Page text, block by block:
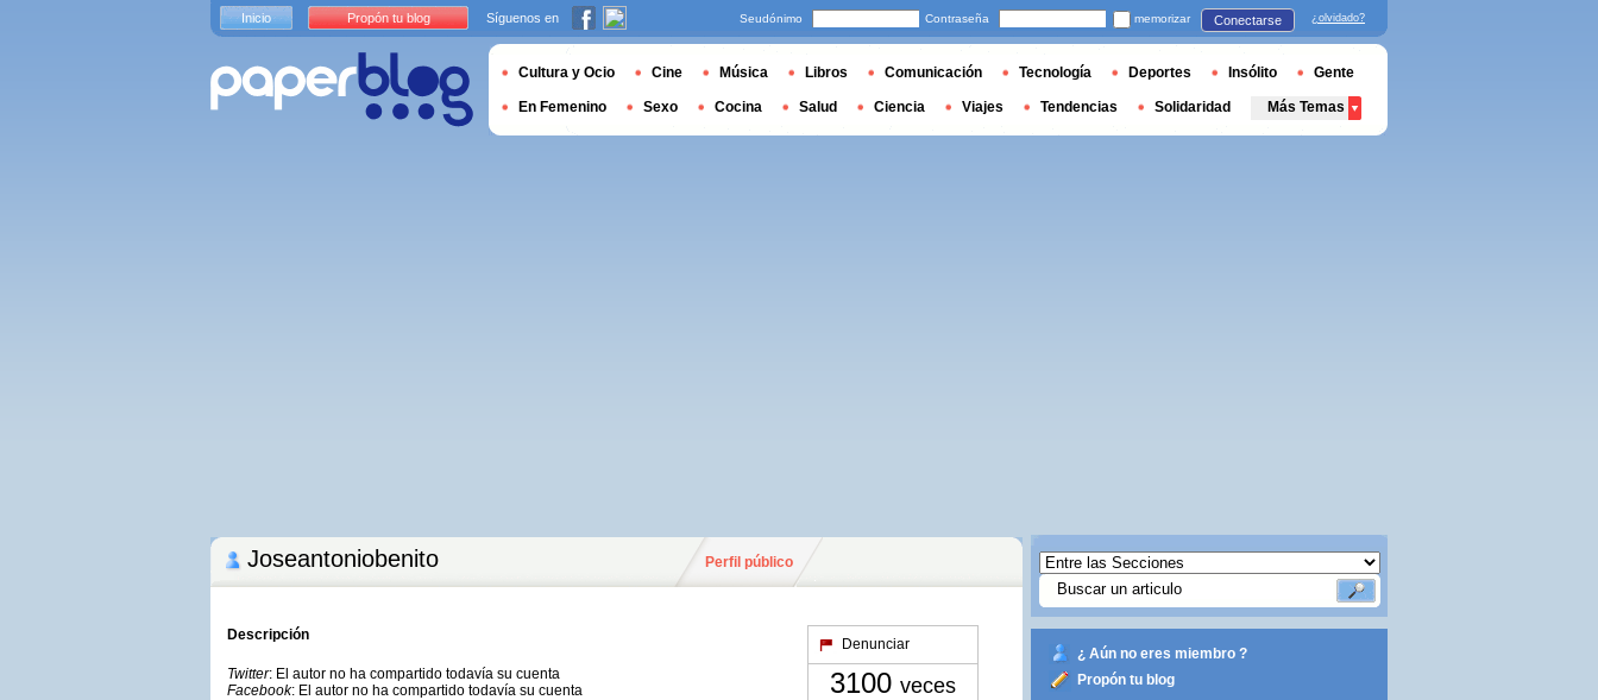
Joseantoniobenito Perfil público
Descripción
Twitter: El autor no ha compartido todavía su cuenta
Facebook: El autor no ha compartido todavía su cuenta
Denunciar
3100 veces
¿ Aún no eres miembro ?
Propón tu blog
Inicio Propón tu blog Síguenos en Seudónimo Contraseña memorizar Conectarse ¿olvidado?
Cultura y Ocio Cine Música Libros Comunicación Tecnología Deportes Insólito Gente
En Femenino Sexo Cocina Salud Ciencia Viajes Tendencias Solidaridad Más Temas